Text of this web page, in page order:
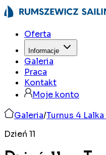
Oferta
Informacje
Galeria
Praca
Kontakt
Moje konto
Galeria/Turnus 4 Lalka
Dzień 11